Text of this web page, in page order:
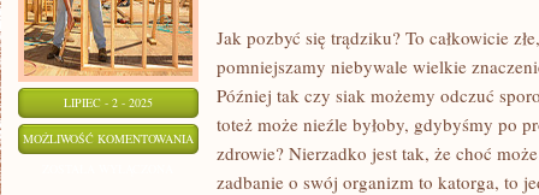
LIPIEC - 2 - 2025
MOŻLIWOŚĆ KOMENTOWANIA
Jak pozbyć się trądziku? To całkowicie
pomniejszamy niebywale wielkie
Później tak czy siak możemy odczuć
toteż może nieźle byłoby, gdybyśmy po
zdrowie? Nierzadko jest tak, że choć
zadbanie o swój organizm to katorga, to